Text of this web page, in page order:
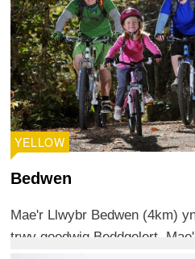
YELLOW
Bedwen
Mae'r Llwybr Bedwen (4km)
trwy goedwig Beddgelert.